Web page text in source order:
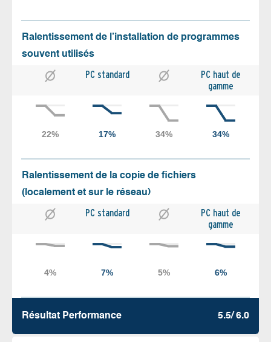
Ralentissement de l’installation de programmes
souvent utilisés
PC standard
PC haut de
gamme
Ralentissement de la copie de fichiers
(localement et sur le réseau)
PC standard
PC haut de
gamme
Résultat Performance 5.5/ 6.0